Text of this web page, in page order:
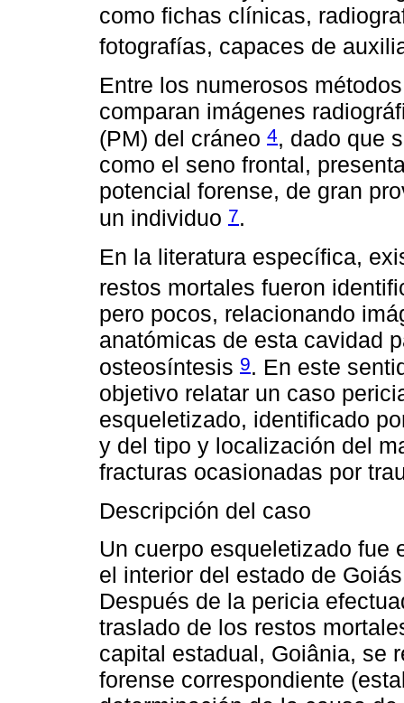
como fichas clínicas,
fotografías, capaces de
Entre los numerosos
comparan imágenes
(PM) del cráneo 4, dado que
como el seno frontal,
potencial forense, de gran
un individuo 7.
En la literatura específica,
restos mortales fueron
pero pocos, relacionando
anatómicas de esta cavidad
osteosíntesis 9. En este
objetivo relatar un caso
esqueletizado, identificado
y del tipo y localización del
fracturas ocasionadas por
Descripción del caso
Un cuerpo esqueletizado fue
el interior del estado de
Después de la pericia
traslado de los restos
capital estadual, Goiânia, se
forense correspondiente